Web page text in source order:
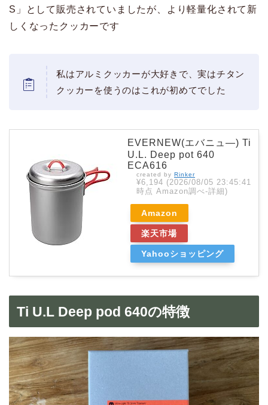
S」として販売されていましたが、より軽量化されて新
しくなったクッカーです
私はアルミクッカーが大好きで、実はチタン
クッカーを使うのはこれが初めてでした
EVERNEW(エバニュ―) Ti
U.L. Deep pot 640
ECA616
created by Rinker
¥6,194 (2026/08/05 23:45:41
時点 Amazon調べ-詳細)
Amazon
楽天市場
Yahooショッピング
Ti U.L Deep pod 640の特徴